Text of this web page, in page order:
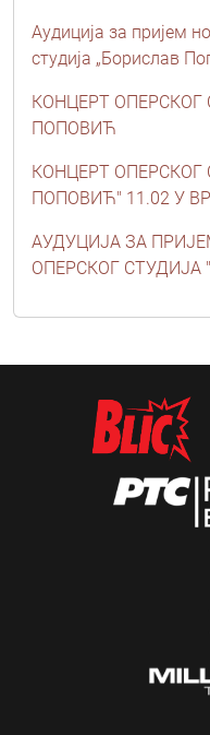
Аудиција за пријем
студија „Борислав
КОНЦЕРТ ОПЕРСКОГ
ПОПОВИЋ
КОНЦЕРТ ОПЕРСКОГ
ПОПОВИЋ" 11.02 У
АУДУЦИЈА ЗА
ОПЕРСКОГ СТУДИЈА